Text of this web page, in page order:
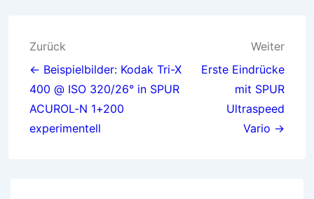
Beitragsnavigation
Zurück
← Beispielbilder: Kodak Tri-X
400 @ ISO 320/26° in SPUR
ACUROL-N 1+200
experimentell
Weiter
Erste Eindrücke
mit SPUR
Ultraspeed
Vario →